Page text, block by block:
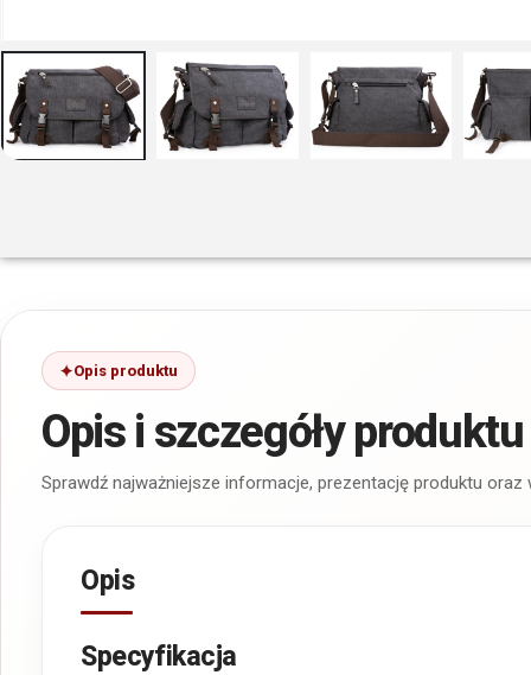
Opis produktu
Opis i szczegóły produktu
Sprawdź najważniejsze informacje, prezentację produktu
Opis
Specyfikacja